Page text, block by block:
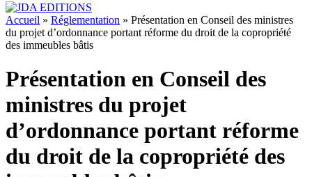
Accueil » Réglementation » Présentation en Conseil des ministres
du projet d’ordonnance portant réforme du droit de la copropriété
des immeubles bâtis
Présentation en Conseil des
ministres du projet
d’ordonnance portant réforme
du droit de la copropriété des